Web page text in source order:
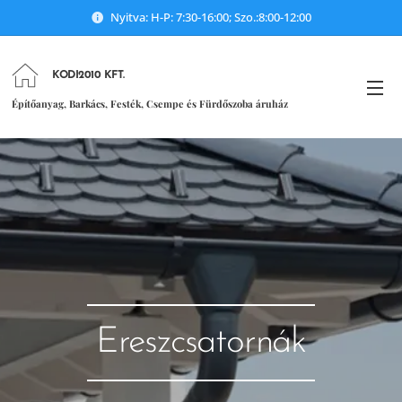
Nyitva: H-P: 7:30-16:00; Szo.:8:00-12:00
KODI2010 KFT.
Építőanyag, Barkács, Festék, Csempe és Fürdőszoba áruház
Ereszcsatornák